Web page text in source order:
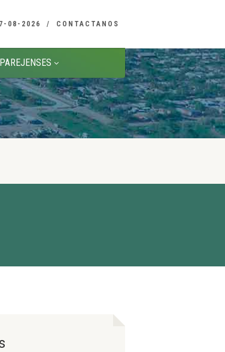
08-2026 CONTACTANOS
PAREJENSES